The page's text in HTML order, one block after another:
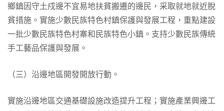
鄉鎮因守土戍邊不宜易地扶貧搬遷的邊民，采取就地就近脫
貧措施。實施少數民族特色村鎮保護與發展工程，重點建設
一批少數民族特色村寨和民族特色小鎮。支持少數民族傳統
手工藝品保護與發展。
（三）沿邊地區開發開放行動。
實施沿邊地區交通基礎設施改造提升工程；實施產業興邊工